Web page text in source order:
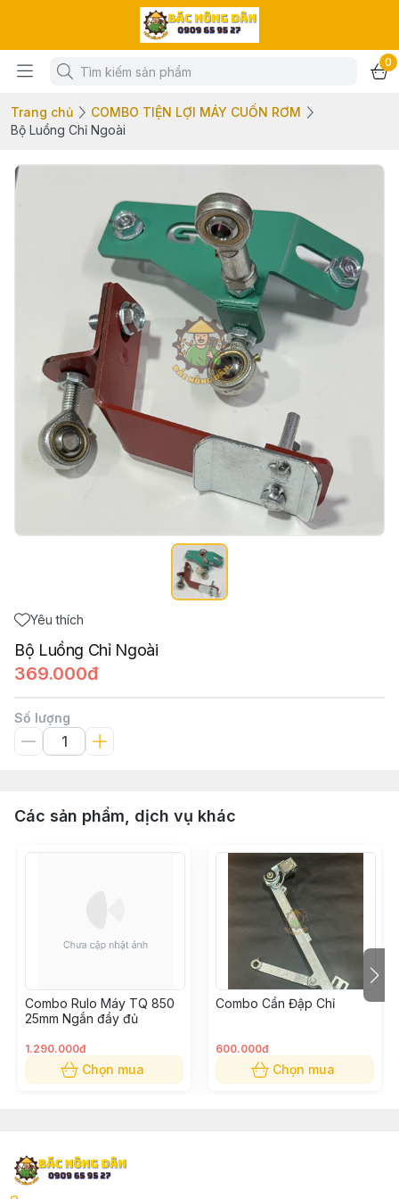
0
Trang chủ
COMBO TIỆN LỢI MÁY CUỐN RƠM
Bộ Luồng Chỉ Ngoài
Yêu thích
Bộ Luồng Chỉ Ngoài
369.000đ
Số lượng
Các sản phẩm, dịch vụ khác
Combo Rulo Máy TQ 850
25mm Ngắn đầy đủ
1.290.000đ
Chọn mua
Combo Cần Đập Chỉ
600.000đ
Chọn mua